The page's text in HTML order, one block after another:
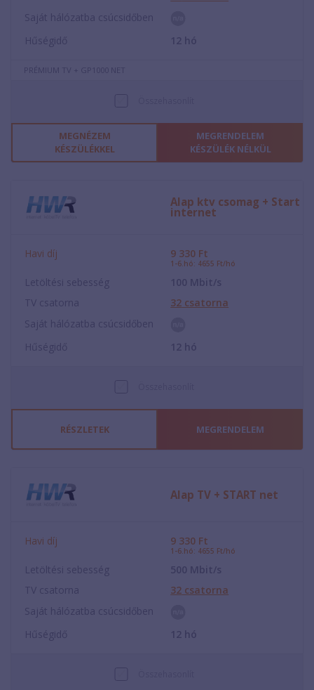
Saját hálózatba csúcsidőben
Hűségidő
12 hó
PRÉMIUM TV + GP1000 NET
MEGNÉZEM
KÉSZÜLÉKKEL
MEGRENDELEM
KÉSZÜLÉK NÉLKÜL
Alap ktv csomag + Start
internet
Havi díj 9 330 Ft
1-6.hó: 4655 Ft/hó
Letöltési sebesség 100 Mbit/s
TV csatorna
32 csatorna
Saját hálózatba csúcsidőben
Hűségidő
12 hó
RÉSZLETEK MEGRENDELEM
Alap TV + START net
Havi díj 9 330 Ft
1-6.hó: 4655 Ft/hó
Letöltési sebesség 500 Mbit/s
TV csatorna
32 csatorna
Saját hálózatba csúcsidőben
Hűségidő
12 hó